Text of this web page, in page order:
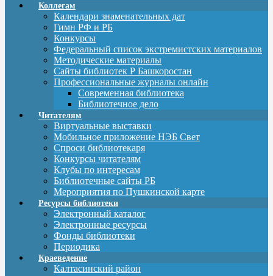
Коллегам
Календари знаменательных дат
Гимн РФ и РБ
Конкурсы
Федеральный список экстремистских материалов
Методические материалы
Сайты библиотек Р Башкоростан
Профессиональные журналы онлайн
Современная библиотека
Библиотечное дело
Читателям
Виртуальные выставки
Мобильное приложение НЭБ Свет
Спроси библиотекаря
Конкурсы читателям
Клубы по интересам
Библиотечные сайты РБ
Мероприятия по Пушкинской карте
Ресурсы библиотеки
Электронный каталог
Электронные ресурсы
Фонды библиотеки
Периодика
Краеведение
Калтасинский район